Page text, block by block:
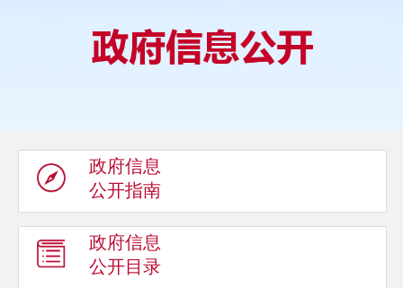
政府信息
公开指南
政府信息
公开目录